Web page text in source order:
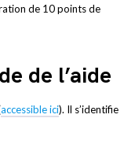
de 10 points de
de l’aide
accessible ici). Il s’identifie